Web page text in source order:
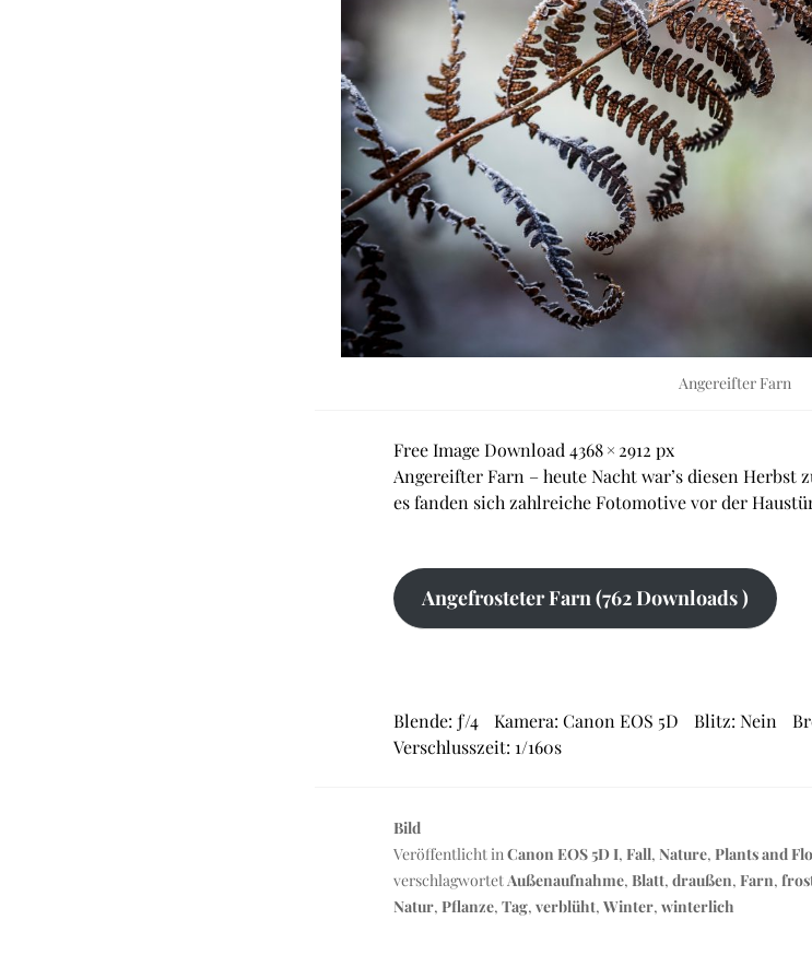
Angereifter Farn
Free Image Download 4368 × 2912 px
Angereifter Farn – heute Nacht war’s diesen
es fanden sich zahlreiche Fotomotive vor der
Angefrosteter Farn (762 Downloads )
Blende: ƒ/4 Kamera: Canon EOS 5D Blitz: Nein
Verschlusszeit: 1/160s
Bild
Veröffentlicht inCanon EOS 5D I, Fall, Nature, Plants and
verschlagwortetAußenaufnahme, Blatt, draußen, Farn,
Natur, Pflanze, Tag, verblüht, Winter, winterlich